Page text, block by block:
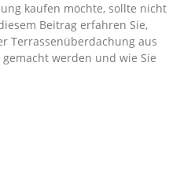
kaufen möchte, sollte nicht
Beitrag erfahren Sie,
Terrassenüberdachung aus
werden und wie Sie